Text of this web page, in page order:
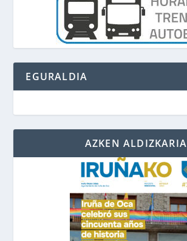
EGURALDIA
AZKEN ALDIZKARIA